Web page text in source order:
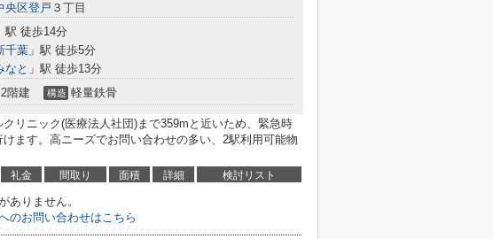
央区登戸 ３丁目
駅 徒歩14分
千葉 」駅 徒歩5分
なと 」駅 徒歩13分
2階建 構造 軽量鉄骨
リニック(医療法人社団)まで359mと近いため、緊急時
ます。高ニーズでお問い合わせの多い、2駅利用可能物
礼金 間取り 面積 詳細 検討リスト
ありません。
のお問い合わせはこちら